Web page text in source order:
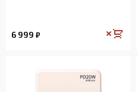
6 999 ₽